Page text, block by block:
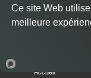
Dès 11.00 €
Base sauce
Accueil
Ce site Web
meilleure